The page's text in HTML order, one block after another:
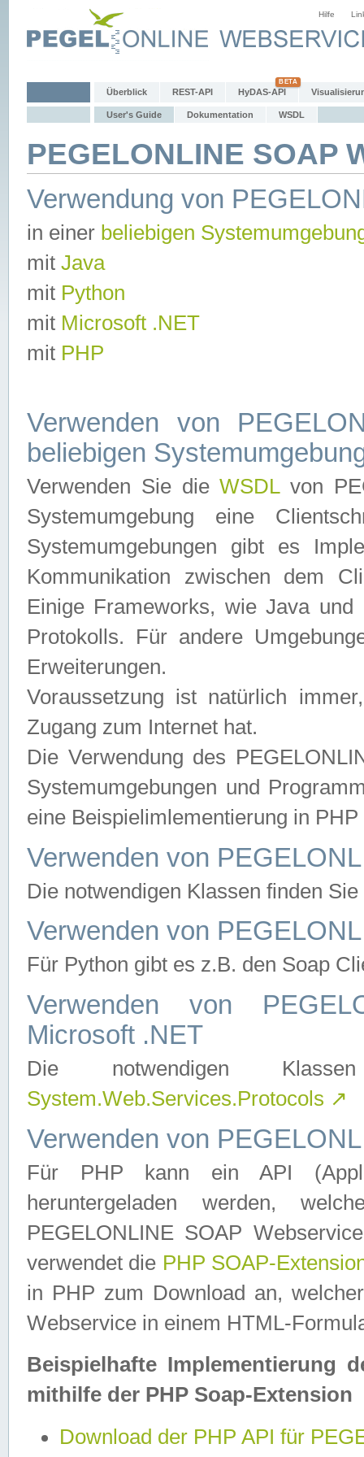
Hilfe
Überblick REST-API HyDAS-API
User's Guide Dokumentation WSDL
PEGELONLINE SOAP
Verwendung von
in einer beliebigen
mit Java
mit Python
mit Microsoft .NET
mit PHP
Verwenden von
beliebigen
Verwenden Sie dieWSDLvon
Systemumgebung eine
Systemumgebungen gibt es
Kommunikation zwischen dem
Einige Frameworks, wie Java
Protokolls. Für andere
Erweiterungen.
Voraussetzung ist natürlich
Zugang zum Internet hat.
Die Verwendung des
Systemumgebungen und
eine Beispielimlementierung in
Verwenden von
Die notwendigen Klassen finden
Verwenden von
Für Python gibt es z.B. den Soap
Verwenden von
Microsoft .NET
Die notwendigen
System.Web.Services.Protocols ↗
Verwenden von
Für PHP kann ein API
heruntergeladen werden,
PEGELONLINE SOAP
verwendet die PHP SOAP-
in PHP zum Download an,
Webservice in einem HTML-
Beispielhafte Implementierung
mithilfe der PHP Soap-Extension
Download der PHP API für